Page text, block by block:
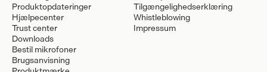
Produktopdateringer
Hjælpecenter
Trust center
Downloads
Bestil mikrofoner
Brugsanvisning
Tilgængelighedserklæring
Whistleblowing
Impressum